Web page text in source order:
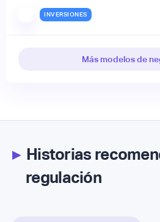
INVERSIONES
Más modelos de
▸Historias
regulación